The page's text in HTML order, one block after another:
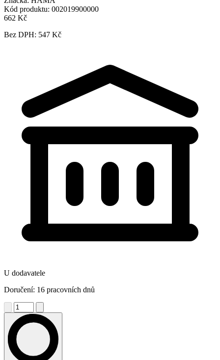
Kód produktu: 002019900000
662 Kč
Bez DPH: 547 Kč
U dodavatele
Doručení: 16 pracovních dnů